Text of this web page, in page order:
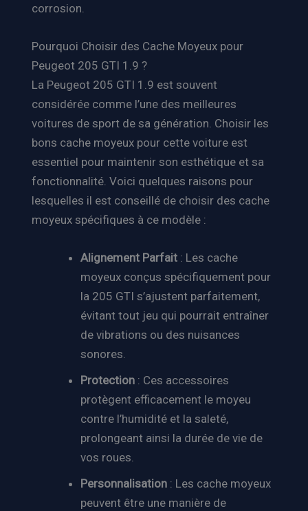
corrosion.
Pourquoi Choisir des Cache Moyeux pour
Peugeot 205 GTI 1.9 ?
La Peugeot 205 GTI 1.9 est souvent
considérée comme l’une des meilleures
voitures de sport de sa génération. Choisir les
bons cache moyeux pour cette voiture est
essentiel pour maintenir son esthétique et sa
fonctionnalité. Voici quelques raisons pour
lesquelles il est conseillé de choisir des cache
moyeux spécifiques à ce modèle :
Alignement Parfait: Les cache
moyeux conçus spécifiquement pour
la 205 GTI s’ajustent parfaitement,
évitant tout jeu qui pourrait entraîner
de vibrations ou des nuisances
sonores.
Protection: Ces accessoires
protègent efficacement le moyeu
contre l’humidité et la saleté,
prolongeant ainsi la durée de vie de
vos roues.
Personnalisation: Les cache moyeux
peuvent être une manière de